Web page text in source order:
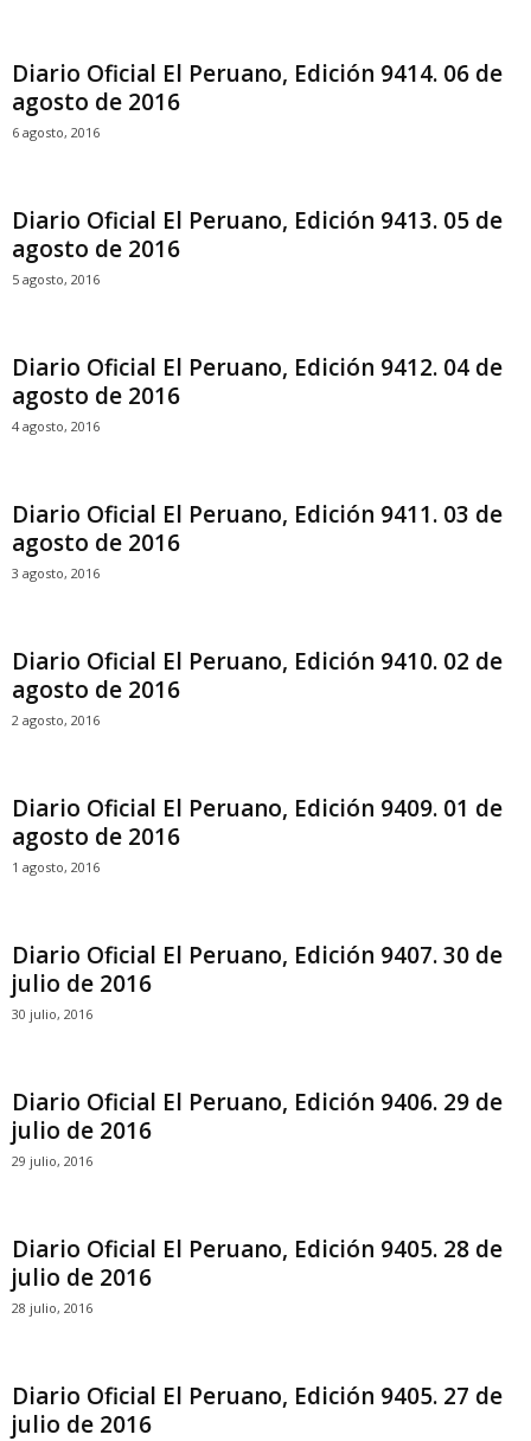
Diario Oficial El Peruano, Edición 9414. 06 de
agosto de 2016
6 agosto, 2016
Diario Oficial El Peruano, Edición 9413. 05 de
agosto de 2016
5 agosto, 2016
Diario Oficial El Peruano, Edición 9412. 04 de
agosto de 2016
4 agosto, 2016
Diario Oficial El Peruano, Edición 9411. 03 de
agosto de 2016
3 agosto, 2016
Diario Oficial El Peruano, Edición 9410. 02 de
agosto de 2016
2 agosto, 2016
Diario Oficial El Peruano, Edición 9409. 01 de
agosto de 2016
1 agosto, 2016
Diario Oficial El Peruano, Edición 9407. 30 de
julio de 2016
30 julio, 2016
Diario Oficial El Peruano, Edición 9406. 29 de
julio de 2016
29 julio, 2016
Diario Oficial El Peruano, Edición 9405. 28 de
julio de 2016
28 julio, 2016
Diario Oficial El Peruano, Edición 9405. 27 de
julio de 2016